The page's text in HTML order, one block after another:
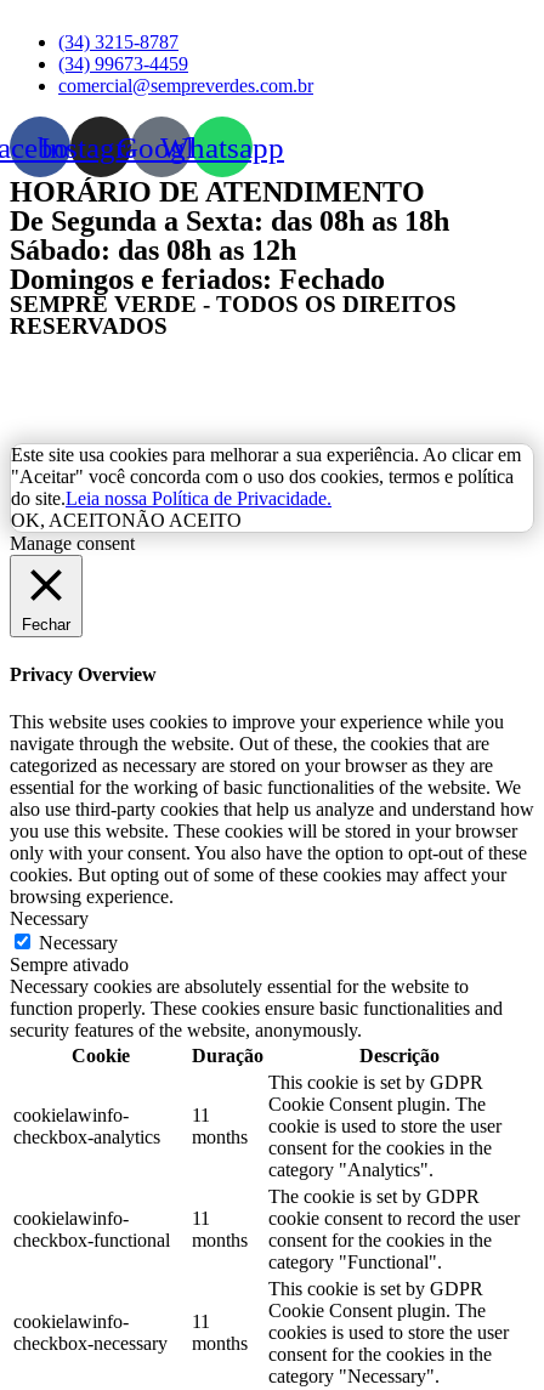
(34) 3215-8787
(34) 99673-4459
comercial@sempreverdes.com.br
InstagramGoogleWhatsapp
HORÁRIO DE ATENDIMENTO
De Segunda a Sexta: das 08h as 18h
Sábado: das 08h as 12h
Domingos e feriados: Fechado
SEMPRE VERDE - TODOS OS DIREITOS
RESERVADOS
Este site usa cookies para melhorar a sua experiência. Ao clicar em
"Aceitar" você concorda com o uso dos cookies, termos e política
do site.Leia nossa Política de Privacidade.
OK, ACEITONÃO ACEITO
Manage consent
Fechar
Privacy Overview
This website uses cookies to improve your experience while you
navigate through the website. Out of these, the cookies that are
categorized as necessary are stored on your browser as they are
essential for the working of basic functionalities of the website. We
also use third-party cookies that help us analyze and understand how
you use this website. These cookies will be stored in your browser
only with your consent. You also have the option to opt-out of these
cookies. But opting out of some of these cookies may affect your
browsing experience.
Necessary
Necessary
Sempre ativado
Necessary cookies are absolutely essential for the website to
function properly. These cookies ensure basic functionalities and
security features of the website, anonymously.
Cookie
Duração Descrição
cookielawinfo-
checkbox-analytics
11
months
This cookie is set by GDPR
Cookie Consent plugin. The
cookie is used to store the user
consent for the cookies in the
category "Analytics".
cookielawinfo-
checkbox-functional
11
months
The cookie is set by GDPR
cookie consent to record the user
consent for the cookies in the
category "Functional".
cookielawinfo-
checkbox-necessary
11
months
This cookie is set by GDPR
Cookie Consent plugin. The
cookies is used to store the user
consent for the cookies in the
category "Necessary".